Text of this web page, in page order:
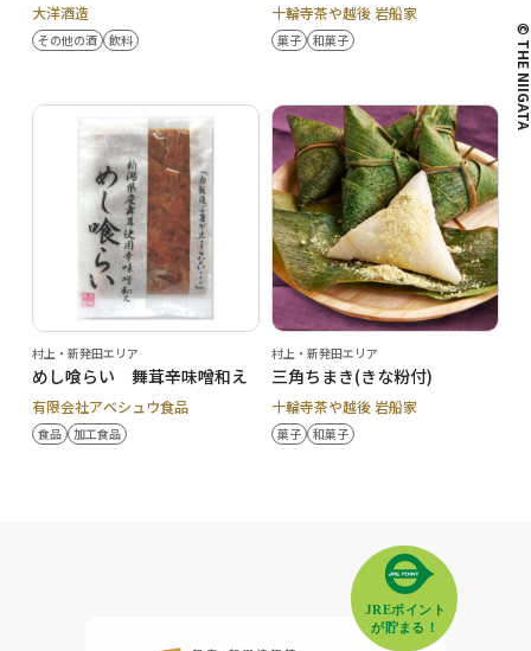
大洋酒造
その他の酒 飲料
十輪寺茶や越後 岩船家
菓子 和菓子
村上・新発田エリア
めし喰らい 舞茸辛味噌和え
有限会社アベシュウ食品
食品 加工食品
村上・新発田エリア
三角ちまき(きな粉付)
十輪寺茶や越後 岩船家
菓子 和菓子
© THE